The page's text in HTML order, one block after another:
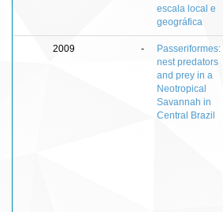
escala local e
geográfica
2009 -
Passeriformes:
nest predators
and prey in a
Neotropical
Savannah in
Central Brazil